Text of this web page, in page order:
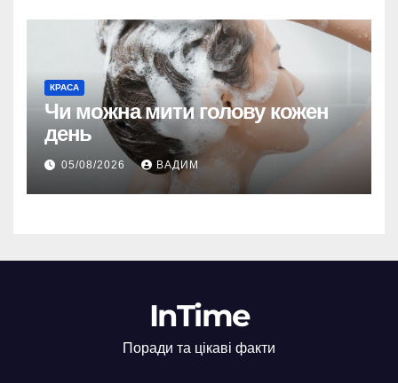
КРАСА
Чи можна мити голову кожен
день
05/08/2026 ВАДИМ
InTime
Поради та цікаві факти